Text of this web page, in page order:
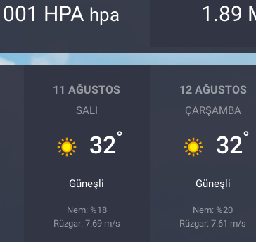
HPA hpa 1.89
11 AĞUSTOS
SALI
32°
Güneşli
Nem: %18
Rüzgar: 7.69 m/s
12 AĞUSTOS
ÇARŞAMBA
32°
Güneşli
Nem: %20
Rüzgar: 7.61 m/s